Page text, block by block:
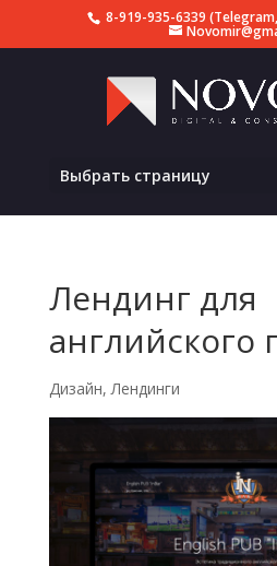
8-919-935-6339
Выбрать страницу
Лендинг для
английского
Дизайн,Лендинги